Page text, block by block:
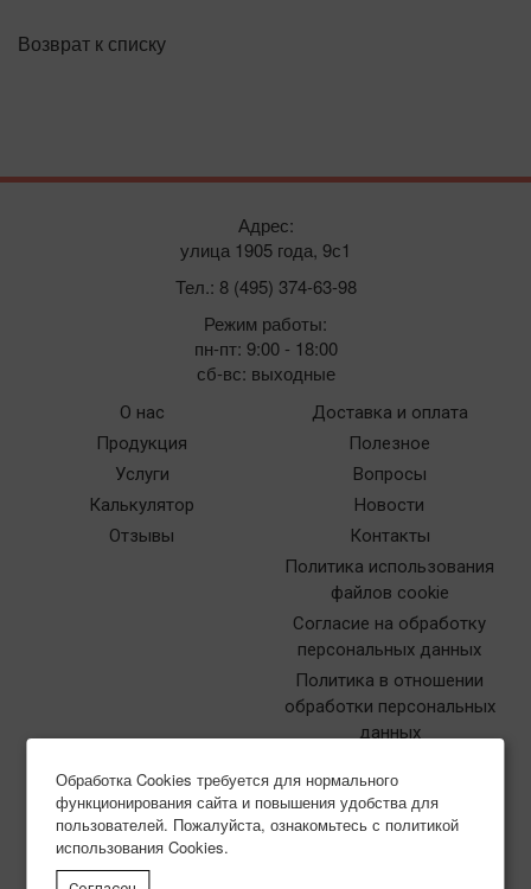
Возврат к списку
О нас
Продукция
Услуги
Калькулятор
Отзывы
Доставка и оплата
Полезное
Вопросы
Новости
Контакты
Политика использования
файлов cookie
Согласие на обработку
персональных данных
Политика в отношении
обработки персональных
данных
Адрес:
улица 1905 года, 9с1
Тел.: 8 (495) 374-63-98
Режим работы:
пн-пт: 9:00 - 18:00
сб-вс: выходные
Обработка Cookies требуется для нормального
функционирования сайта и повышения удобства для
пользователей. Пожалуйста, ознакомьтесь с политикой
использования Cookies.